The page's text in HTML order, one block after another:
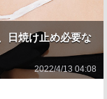
日焼け止め必要な
2022/4/13 04:08